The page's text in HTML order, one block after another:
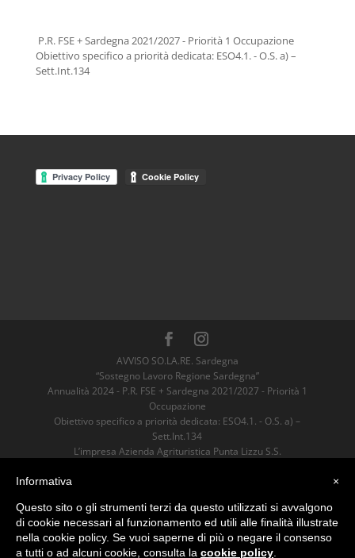
P.R. FSE + Sardegna 2021/2027 - Priorità 1 Occupazione
Obiettivo specifico a priorità dedicata: ESO4.1. - O.S. a) –
Sett.Int.134
AVVISO SO.LA.RE. Sardegna
“Sostegno Lavoro Regione Sardegna”
Annualità 2024 - P.R. FSE + Sardegna 2021/2027 - Priorità 1
Occupazione
Obiettivo specifico a priorità dedicata: ESO4.1. - O.S. a) –
Sett.Int.134
L’impresa Azienda Agrituristica Punta Lizzu S.S.
4600,00.
Azienda Agrituristica Punta Lizzu
×
Informativa
Questo sito o gli strumenti terzi da questo utilizzati si avvalgono
di cookie necessari al funzionamento ed utili alle finalità illustrate
nella cookie policy. Se vuoi saperne di più o negare il consenso
a tutti o ad alcuni cookie, consulta la cookie policy